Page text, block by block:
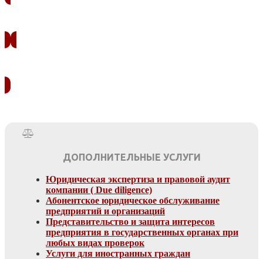
ДОПОЛНИТЕЛЬНЫЕ УСЛУГИ
Юридическая экспертиза и правовой аудит
компании ( Due diligence)
Абонентское юридическое обслуживание
предприятий и организаций
Представительство и защита интересов
предприятия в государственных органах при
любых видах проверок
Услуги для иностранных граждан